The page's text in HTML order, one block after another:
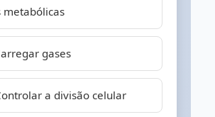
metabólicas
gases
a divisão celular